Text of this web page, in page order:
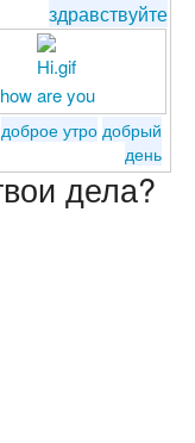
здравствуйте
how are you
доброе утро добрый
день
дела?